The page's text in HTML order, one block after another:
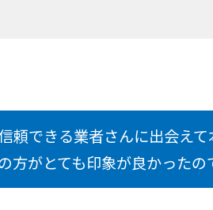
頼できる業者さんに出会え
方がとても印象が良かったの